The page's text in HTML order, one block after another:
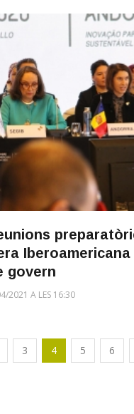
govern
2021 A LES 16:30
3 4 5 6